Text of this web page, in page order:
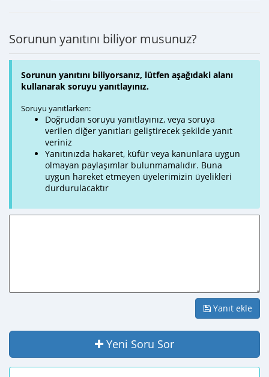
Sorunun yanıtını biliyor musunuz?
Sorunun yanıtını biliyorsanız, lütfen aşağıdaki alanı
kullanarak soruyu yanıtlayınız.
Soruyu yanıtlarken:
Doğrudan soruyu yanıtlayınız, veya soruya
verilen diğer yanıtları geliştirecek şekilde yanıt
veriniz
Yanıtınızda hakaret, küfür veya kanunlara uygun
olmayan paylaşımlar bulunmamalıdır. Buna
uygun hareket etmeyen üyelerimizin üyelikleri
durdurulacaktır
Yanıt ekle
Yeni Soru Sor